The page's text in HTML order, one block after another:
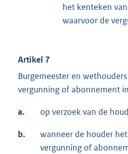
het kenteken
waarvoor de
Artikel 7
Burgemeester en
vergunning of abonnement
a. op verzoek van de
b.
wanneer de houder
vergunning of